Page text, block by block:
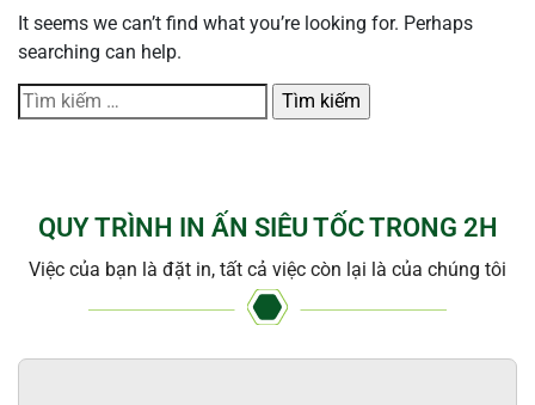
It seems we can’t find what you’re looking for. Perhaps
searching can help.
Tìm
kiếm
QUY TRÌNH IN ẤN SIÊU TỐC TRONG 2H
Việc của bạn là đặt in, tất cả việc còn lại là của chúng tôi